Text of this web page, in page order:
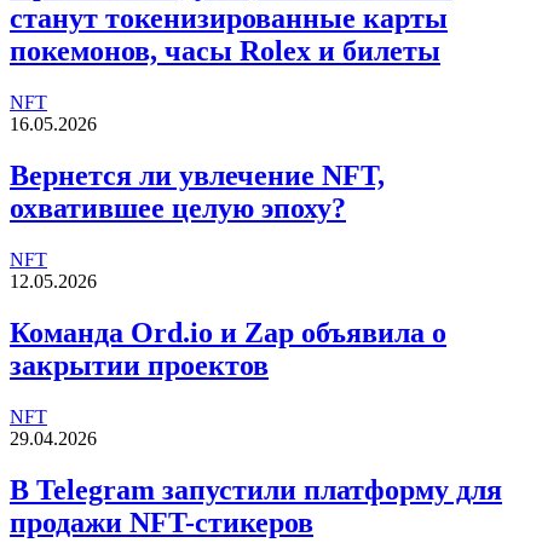
станут токенизированные карты
покемонов, часы Rolex и билеты
NFT
16.05.2026
Вернется ли увлечение NFT,
охватившее целую эпоху?
NFT
12.05.2026
Команда Ord.io и Zap объявила о
закрытии проектов
NFT
29.04.2026
В Telegram запустили платформу для
продажи NFT-стикеров